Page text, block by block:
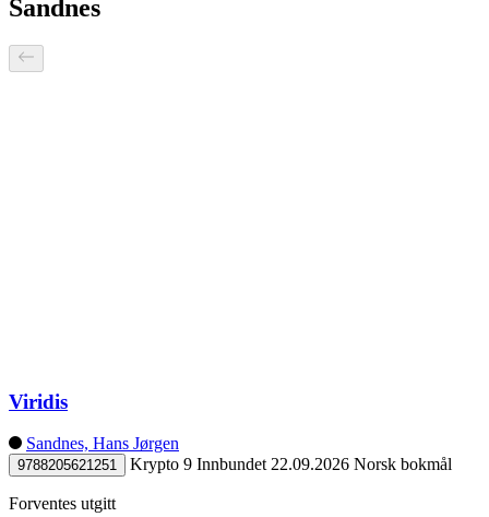
Sandnes
Viridis
Sandnes, Hans Jørgen
9788205621251 Krypto 9 Innbundet 22.09.2026 Norsk bokmål
Forventes utgitt